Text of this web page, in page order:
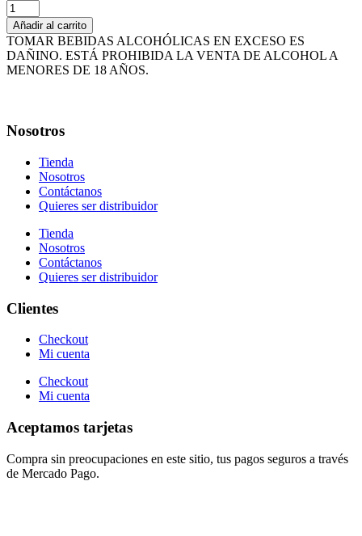
WINE
IN
THE
VAGINE
cantidad
Añadir al carrito
TOMAR BEBIDAS ALCOHÓLICAS EN EXCESO ES
DAÑINO. ESTÁ PROHIBIDA LA VENTA DE ALCOHOL A
MENORES DE 18 AÑOS.
Nosotros
Tienda
Nosotros
Contáctanos
Quieres ser distribuidor
Tienda
Nosotros
Contáctanos
Quieres ser distribuidor
Clientes
Checkout
Mi cuenta
Checkout
Mi cuenta
Aceptamos tarjetas
Compra sin preocupaciones en este sitio, tus pagos seguros a través
de Mercado Pago.